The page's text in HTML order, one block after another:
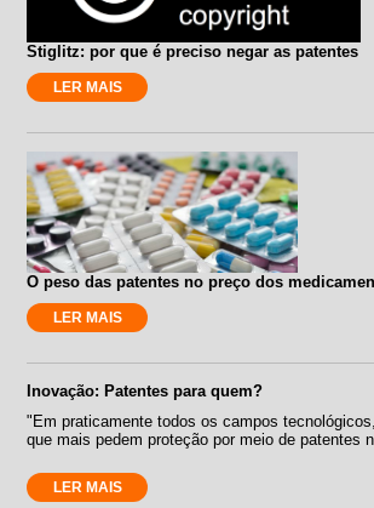
Stiglitz: por que é preciso negar as patentes
LER MAIS
O peso das patentes no preço dos
LER MAIS
Inovação: Patentes para quem?
"Em praticamente todos os campos
que mais pedem proteção por meio de patentes
LER MAIS